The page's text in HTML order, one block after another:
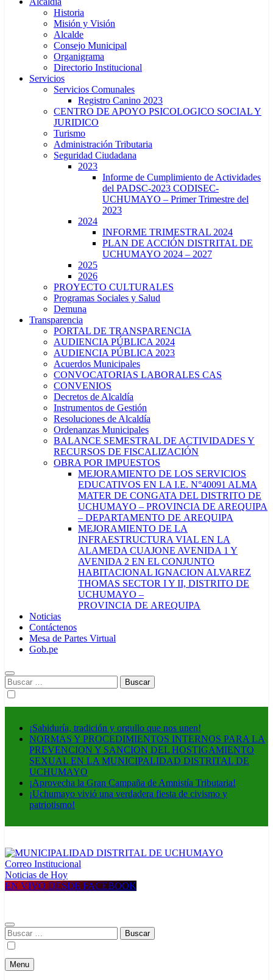
Historia
Misión y Visión
Alcalde
Consejo Municipal
Organigrama
Directorio Institucional
Servicios
Servicios Comunales
Registro Canino 2023
CENTRO DE APOYO PSICOLOGICO SOCIAL Y
JURIDICO
Turismo
Administración Tributaria
Seguridad Ciudadana
2023
Informe de Cumplimiento de Actividades
del PADSC-2023 CODISEC-
UCHUMAYO – Primer Trimestre del
2023
2024
INFORME TRIMESTRAL 2024
PLAN DE ACCIÓN DISTRITAL DE
UCHUMAYO 2024 – 2027
2025
2026
PROYECTO CULTURALES
Programas Sociales y Salud
Demuna
Transparencia
PORTAL DE TRANSPARENCIA
AUDIENCIA PÚBLICA 2024
AUDIENCIA PÚBLICA 2023
Acuerdos Municipales
CONVOCATORIAS LABORALES CAS
CONVENIOS
Decretos de Alcaldía
Instrumentos de Gestión
Resoluciones de Alcaldía
Ordenanzas Municipales
BALANCE SEMESTRAL DE ACTIVIDADES Y
RECURSOS DE FISCALIZACIÓN
OBRA POR IMPUESTOS
MEJORAMIENTO DE LOS SERVICIOS
EDUCATIVOS EN LA I.E. N°40091 ALMA
MATER DE CONGATA DEL DISTRITO DE
UCHUMAYO – PROVINCIA DE AREQUIPA
– DEPARTAMENTO DE AREQUIPA
MEJORAMIENTO DE LA
INFRAESTRUCTURA VIAL EN LA
ALAMEDA CUAJONE AVENIDA 1 Y
AVENIDA 2 EN EL CONJUNTO
HABITACIONAL IGNACION ALVAREZ
THOMAS SECTOR I Y II, DISTRITO DE
UCHUMAYO –
PROVINCIA DE AREQUIPA
Noticias
Contáctenos
Mesa de Partes Virtual
Gob.pe
Buscar:
¡Sabiduría, tradición y orgullo que nos unen!
NORMAS Y PROCEDIMIENTOS INTERNOS PARA LA
PREVENCION Y SANCION DEL HOSTIGAMIENTO
SEXUAL EN LA MUNICIPALIDAD DISTRITAL DE
UCHUMAYO
¡Aprovecha la Gran Campaña de Amnistía Tributaria!
¡Uchumayo vivió una verdadera fiesta de civismo y
patriotismo!
MUNICIPALIDAD DISTRITAL DE UCHUMAYO
Construyendo una nueva Historia
Correo Institucional
Noticias de Hoy
EN VIVO DESDE FACEBOOK
Buscar:
Menu